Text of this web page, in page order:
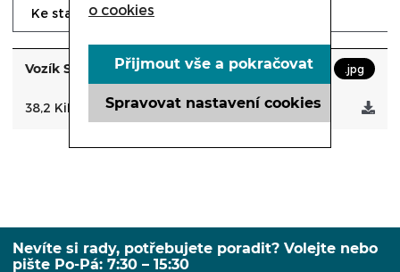
Ke stažení Dotaz prodejci
.jpg
Vozík SAM - drátěný podvozek
38,2 KiB
Nevíte si rady, potřebujete poradit? Volejte nebo
pište Po-Pá: 7:30 – 15:30
o cookies
Spravovat nastavení cookies
Přijmout vše a pokračovat